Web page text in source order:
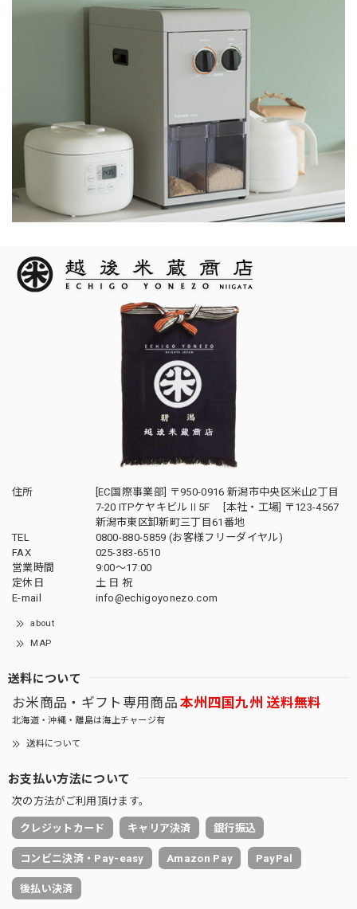
住所
[EC国際事業部] 〒950-0916 新潟市中央区米山2丁目
7-20 ITPケヤキビルⅡ5F [本社・工場] 〒123-4567
新潟市東区卸新町三丁目61番地
TEL
0800-880-5859 (お客様フリーダイヤル)
FAX
025-383-6510
営業時間
9:00～17:00
定休日
土 日 祝
E-mail
info@echigoyonezo.com
about
MAP
送料について
お米商品・ギフト専用商品 本州四国九州 送料無料
北海道・沖縄・離島は海上チャージ有
送料について
お支払い方法について
次の方法がご利用頂けます。
クレジットカード キャリア決済 銀行振込
コンビニ決済・Pay-easy Amazon Pay PayPal
後払い決済